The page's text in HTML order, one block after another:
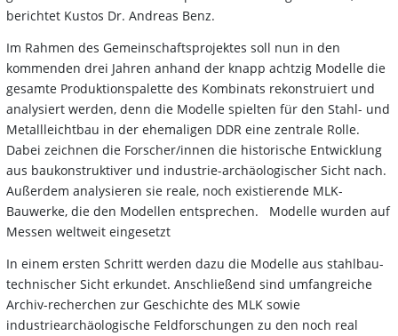
berichtet Kustos Dr. Andreas Benz.
Im Rahmen des Gemeinschaftsprojektes soll nun in den
kommenden drei Jahren anhand der knapp achtzig Modelle die
gesamte Produktionspalette des Kombinats rekonstruiert und
analysiert werden, denn die Modelle spielten für den Stahl- und
Metallleichtbau in der ehemaligen DDR eine zentrale Rolle.
Dabei zeichnen die Forscher/innen die historische Entwicklung
aus baukonstruktiver und industrie-archäologischer Sicht nach.
Außerdem analysieren sie reale, noch existierende MLK-
Bauwerke, die den Modellen entsprechen. Modelle wurden auf
Messen weltweit eingesetzt
In einem ersten Schritt werden dazu die Modelle aus stahlbau-
technischer Sicht erkundet. Anschließend sind umfangreiche
Archiv-recherchen zur Geschichte des MLK sowie
industriearchäologische Feldforschungen zu den noch real